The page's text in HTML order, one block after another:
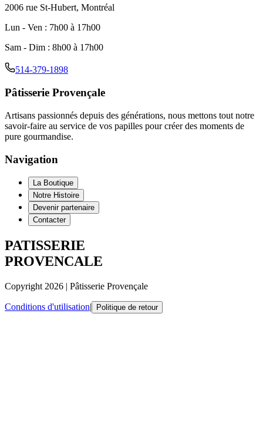
2006 rue St-Hubert, Montréal
Lun - Ven : 7h00 à 17h00
Sam - Dim : 8h00 à 17h00
514-379-1898
Pâtisserie Provençale
Artisans passionnés depuis des générations, nous mettons tout notre
savoir-faire au service de vos papilles pour créer des moments de
pure gourmandise.
Navigation
La Boutique
Notre Histoire
Devenir partenaire
Contacter
PATISSERIE
PROVENCALE
Copyright 2026 | Pâtisserie Provençale
Conditions d'utilisation| Politique de retour